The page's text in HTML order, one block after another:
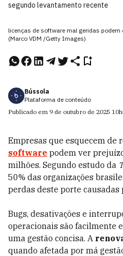
segundo levantamento recente
licenças de software mal geridas
(Marco VDM /Getty Images)
Bússola
Plataforma de conteúdo
Publicado em 9 de outubro de 2025
Empresas que esquecem de
software podem ver
milhões. Segundo estudo da
50% das organizações
perdas deste porte causadas
Bugs, desativações e
operacionais são facilmente
uma gestão concisa. A
quando afetada por má